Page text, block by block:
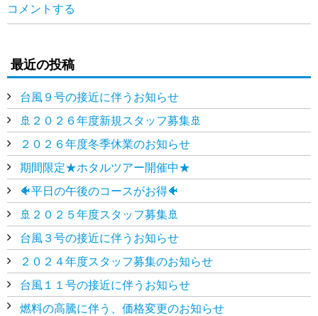
コメントする
最近の投稿
台風９号の接近に伴うお知らせ
🚢２０２６年度新規スタッフ募集🚢
２０２６年度冬季休業のお知らせ
期間限定★ホタルツアー開催中★
🐠平日の午後のコースがお得🐠
🚢２０２５年度スタッフ募集🚢
台風３号の接近に伴うお知らせ
２０２４年度スタッフ募集のお知らせ
台風１１号の接近に伴うお知らせ
燃料の高騰に伴う、価格変更のお知らせ